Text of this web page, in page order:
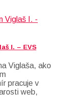
I. – EVS
Viglaša, ako
pracuje v
web,